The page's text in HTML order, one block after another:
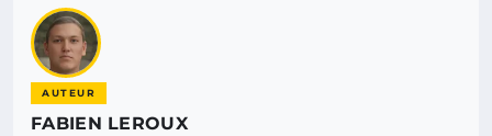
AUTEUR
FABIEN LEROUX